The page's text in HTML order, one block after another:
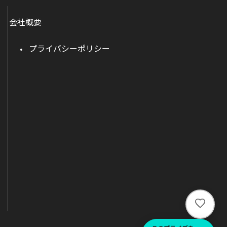
い
ね
会社概要
プライバシーポリシー